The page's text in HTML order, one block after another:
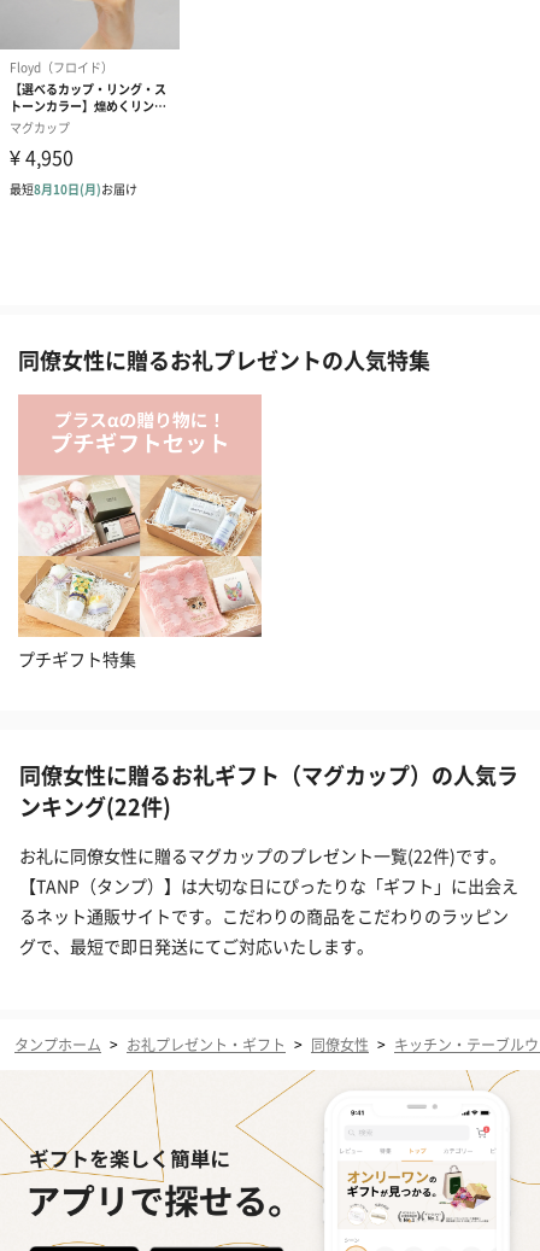
同僚女性に贈るお礼プレゼントの人気特集
プチギフト特集
同僚女性に贈るお礼ギフト（マグカップ）の人気ラ
ンキング(22件)
お礼に同僚女性に贈るマグカップのプレゼント一覧(22件)です。
【TANP（タンプ）】は大切な日にぴったりな「ギフト」に出会え
るネット通販サイトです。こだわりの商品をこだわりのラッピン
グで、最短で即日発送にてご対応いたします。
タンプホーム > お礼プレゼント・ギフト > 同僚女性 > キッチン・テーブル